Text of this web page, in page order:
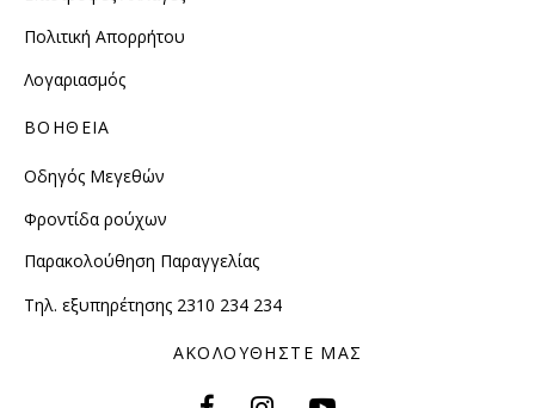
Πολιτική Απορρήτου
Λογαριασμός
ΒΟΗΘΕΙΑ
Οδηγός Μεγεθών
Φροντίδα ρούχων
Παρακολούθηση Παραγγελίας
Τηλ. εξυπηρέτησης 2310 234 234
ΑΚΟΛΟΥΘΗΣΤΕ ΜΑΣ